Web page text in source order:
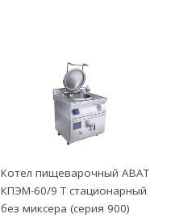
Котел пищеварочный ABAT
КПЭМ-60/9 Т стационарный
без миксера (серия 900)